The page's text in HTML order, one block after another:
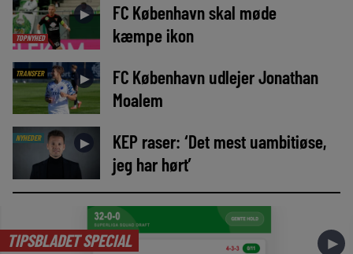
TOPNYHED
►
FC København skal møde
kæmpe ikon
TRANSFER ►
FC København udlejer Jonathan
Moalem
NYHEDER ►
KEP raser: ‘Det mest uambitiøse,
jeg har hørt’
TIPSBLADET SPECIAL ►